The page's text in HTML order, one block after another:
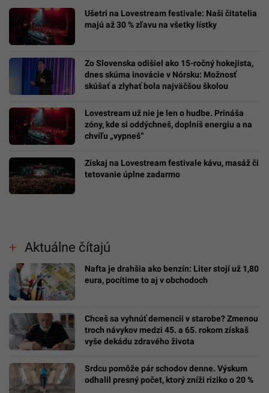
Ušetri na Lovestream festivale: Naši čitatelia
majú až 30 % zľavu na všetky lístky
Zo Slovenska odišiel ako 15-ročný hokejista,
dnes skúma inovácie v Nórsku: Možnosť
skúšať a zlyhať bola najväčšou školou
Lovestream už nie je len o hudbe. Prináša
zóny, kde si oddýchneš, doplníš energiu a na
chvíľu „vypneš“
Získaj na Lovestream festivale kávu, masáž či
tetovanie úplne zadarmo
Aktuálne čítajú
Nafta je drahšia ako benzín: Liter stojí už 1,80
eura, pocítime to aj v obchodoch
Chceš sa vyhnúť demencii v starobe? Zmenou
troch návykov medzi 45. a 65. rokom získaš
vyše dekádu zdravého života
Srdcu pomôže pár schodov denne. Výskum
odhalil presný počet, ktorý zníži riziko o 20 %